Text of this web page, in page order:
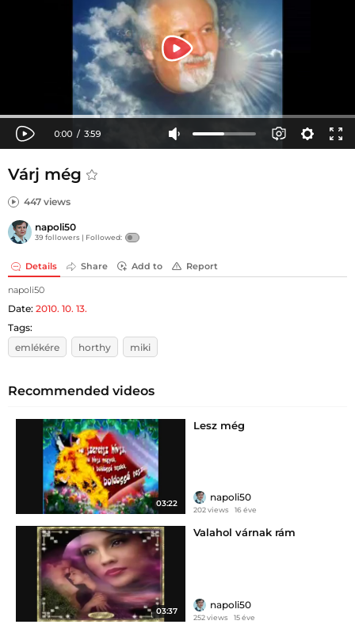
Várj még
447 views
napoli50
39 followers | Followed:
Details Share Add to Report
napoli50
Date: 2010. 10. 13.
Tags:
emlékére
horthy miki
Recommended videos
03:22
Lesz még
napoli50
202 views 16 éve
03:37
Valahol várnak rám
napoli50
252 views 15 éve